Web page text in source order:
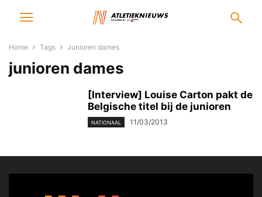
Home Tags Junioren dames
junioren dames
[Interview] Louise Carton pakt de
Belgische titel bij de junioren
NATIONAAL 11/03/2013